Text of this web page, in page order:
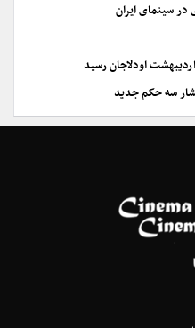
در سینمای ایران
اودلاجان رسید
سه حکم جدید